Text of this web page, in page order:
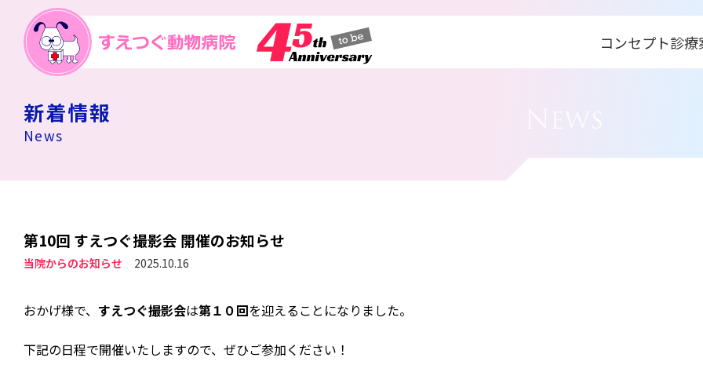
コンセプト診療
新着情報
News
第10回 すえつぐ撮影会 開催のお知らせ
当院からのお知らせ 2025.10.16
おかげ様で、 すえつぐ撮影会は第１０回を迎えることになりました。
下記の日程で開催いたしますので、ぜひご参加ください！